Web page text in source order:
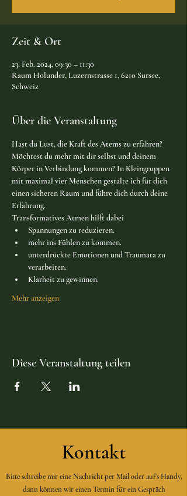
Zeit & Ort
23. Feb. 2024, 09:30 – 11:30
Raum Holunder, Luzernstrasse 1, 6210 Sursee,
Schweiz
Über die Veranstaltung
Hast du Lust, die Kraft des Atems zu erfahren?
Möchtest du mehr mit dir selbst und deinem
Körper in Verbindung kommen? In Kleingruppen
mit maximal vier Menschen gestalte ich für dich
einen sicheren Raum und führe dich durch deine
Erfahrung.
Transformatives Atmen hilft dabei
Spannungen zu reduzieren.
mehr ins Fühlen zu kommen.
unterdrückte Emotionen und Traumata zu
verarbeiten.
Klarheit zu gewinnen.
Mehr anzeigen
Diese Veranstaltung teilen
Kontakt
Bitte schreibe mir eine Nachricht per Mail oder auf's Handy,
dann können wir einen Termin für ein Gespräch